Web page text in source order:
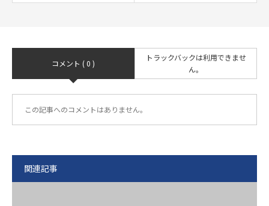
コメント ( 0 )
トラックバックは利用できませ
ん。
この記事へのコメントはありません。
関連記事